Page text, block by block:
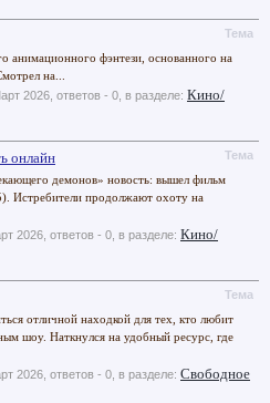
Тема
анимационного фэнтези, основанного на
на...
2026 , ответов - 0, в разделе: Кино/
Тема
онлайн
демонов» новость: вышел фильм
Истребители продолжают охоту на
2026 , ответов - 0, в разделе: Кино/
Тема
отличной находкой для тех, кто любит
шоу. Наткнулся на удобный ресурс, где
2026 , ответов - 0, в разделе: Свободное